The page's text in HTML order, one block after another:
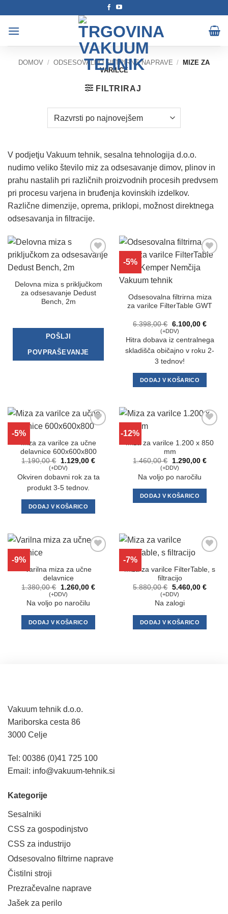
vsebino
DOMOV / ODSESOVALNO FILTRIRNE NAPRAVE /
MIZE ZA
VARILCE
FILTRIRAJ
V podjetju Vakuum tehnik, sesalna tehnologija d.o.o.
nudimo veliko število miz za odsesavanje dimov, plinov in
prahu nastalih pri različnih proizvodnih procesih predvsem
pri procesu varjena in bruđenja kovinskih izdelkov.
Različne dimenzije, oprema, priklopi, možnost direktnega
odsesavanja in filtracije.
želja
Delovna miza s priključkom
za odsesavanje Dedust
Bench, 2m
POŠLJI
POVPRAŠEVANJE
-5%
Odsesovalna filtrirna miza
za varilce FilterTable GWT
6.398,00€ Izvirna
cena
bila:
6.398,00 €.
6.100,00 €
(+DDV)
Hitra dobava iz centralnega
skladišča običajno v roku 2-
3 tednov!
DODAJ V KOŠARICO
-5%
seznam
želja
Miza za varilce za učne
delavnice 600x600x800
1.190,00€
Izvirna
cena
bila:
1.190,00 €.
1.129,00 €Trenutna
je:
1.129,00 €.
(+DDV)
Okviren dobavni rok za ta
produkt 3-5 tednov.
DODAJ V KOŠARICO
-12%
na
seznam
Miza za varilce 1.200 x 850
mm
1.460,00€
Izvirna
cena
bila:
1.460,00 €.
1.290,00 €
(+DDV)
Na voljo po naročilu
DODAJ V KOŠARICO
-9%
seznam
Varilna miza za učne
delavnice
1.380,00€
Izvirna
cena
je
bila:
1.380,00 €.
1.260,00 €Trenutna
(+DDV)
Na voljo po naročilu
DODAJ V KOŠARICO
-7%
na
seznam
Miza za varilce FilterTable, s
filtracijo
5.880,00€ Izvirna
cena
je
bila:
5.880,00 €.
5.460,00 €
(+DDV)
Na zalogi
DODAJ V KOŠARICO
Vakuum tehnik d.o.o.
Mariborska cesta 86
3000 Celje
Tel: 00386 (0)41 725 100
Email: info@vakuum-tehnik.si
Kategorije
Sesalniki
CSS za gospodinjstvo
CSS za industrijo
Odsesovalno filtrirne naprave
Čistilni stroji
Prezračevalne naprave
Jašek za perilo